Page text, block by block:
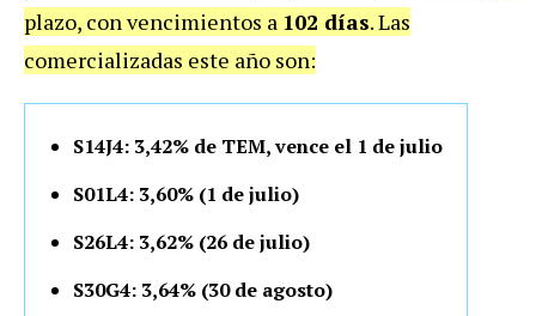
plazo, con vencimientos a 102 días. Las
comercializadas este año son:
S14J4: 3,42% de TEM, vence el 1 de julio
S01L4: 3,60% (1 de julio)
S26L4: 3,62% (26 de julio)
S30G4: 3,64% (30 de agosto)